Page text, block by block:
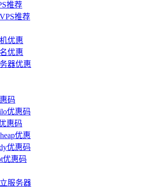
推荐
推荐
优惠
优惠
器优惠
码
优惠码
惠码
优惠
优惠码
优惠码
服务器